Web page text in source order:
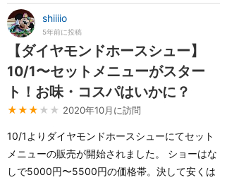
shiiiio
5年前に投稿
【ダイヤモンドホースシュー】
10/1〜セットメニューがスター
ト！お味・コスパはいかに？
★★★ ★★ 2020年10月に訪問
10/1よりダイヤモンドホースシューにてセット
メニューの販売が開始されました。 ショーはな
しで5000円〜5500円の価格帯。決して安くは